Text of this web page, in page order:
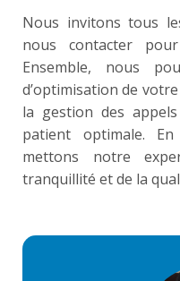
Nous invitons tous
nous contacter
Ensemble, nous
d’optimisation de
la gestion des
patient optimale.
mettons notre
tranquillité et de la